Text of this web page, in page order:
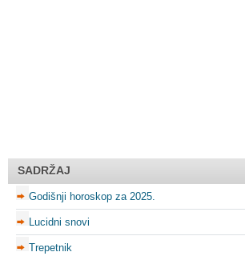
SADRŽAJ
Godišnji horoskop za 2025.
Lucidni snovi
Trepetnik